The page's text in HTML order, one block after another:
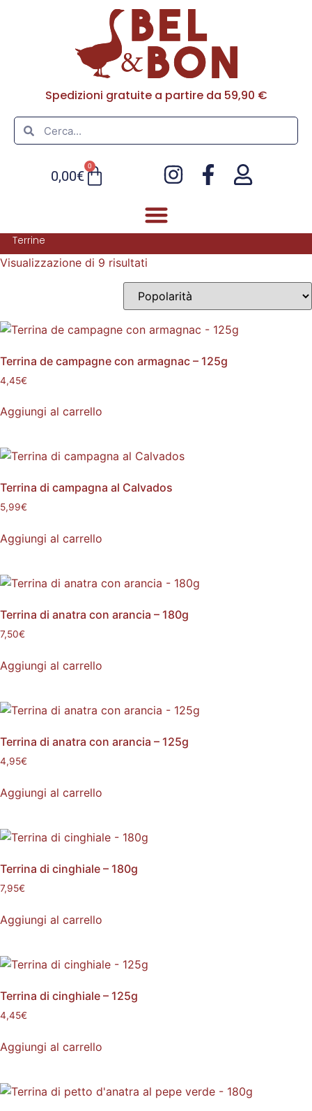
Spedizioni gratuite a partire da 59,90 €
0,00€
0
Terrine
Visualizzazione di 9 risultati
Terrina de campagne con armagnac – 125g
4,45€
Aggiungi al carrello
Terrina di campagna al Calvados
5,99€
Aggiungi al carrello
Terrina di anatra con arancia – 180g
7,50€
Aggiungi al carrello
Terrina di anatra con arancia – 125g
4,95€
Aggiungi al carrello
Terrina di cinghiale – 180g
7,95€
Aggiungi al carrello
Terrina di cinghiale – 125g
4,45€
Aggiungi al carrello